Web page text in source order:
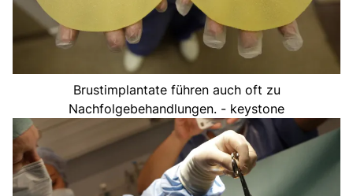
Brustimplantate führen auch oft zu
Nachfolgebehandlungen. - keystone